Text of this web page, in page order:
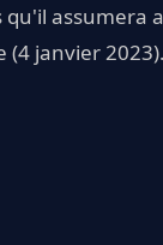
assumera
(4 janvier 2023).